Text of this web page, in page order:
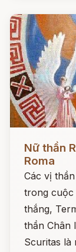
Nữ thần
Roma
Các vị
trong cuộc
thắng,
thần Chân
Scuritas là